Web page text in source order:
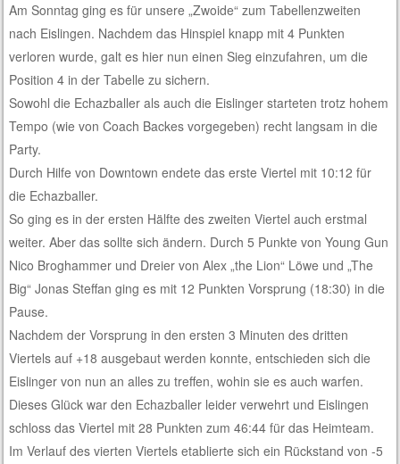
Am Sonntag ging es für unsere „Zwoide“ zum Tabellenzweiten
nach Eislingen. Nachdem das Hinspiel knapp mit 4 Punkten
verloren wurde, galt es hier nun einen Sieg einzufahren, um die
Position 4 in der Tabelle zu sichern.
Sowohl die Echazballer als auch die Eislinger starteten trotz hohem
Tempo (wie von Coach Backes vorgegeben) recht langsam in die
Party.
Durch Hilfe von Downtown endete das erste Viertel mit 10:12 für
die Echazballer.
So ging es in der ersten Hälfte des zweiten Viertel auch erstmal
weiter. Aber das sollte sich ändern. Durch 5 Punkte von Young Gun
Nico Broghammer und Dreier von Alex „the Lion“ Löwe und „The
Big“ Jonas Steffan ging es mit 12 Punkten Vorsprung (18:30) in die
Pause.
Nachdem der Vorsprung in den ersten 3 Minuten des dritten
Viertels auf +18 ausgebaut werden konnte, entschieden sich die
Eislinger von nun an alles zu treffen, wohin sie es auch warfen.
Dieses Glück war den Echazballer leider verwehrt und Eislingen
schloss das Viertel mit 28 Punkten zum 46:44 für das Heimteam.
Im Verlauf des vierten Viertels etablierte sich ein Rückstand von -5